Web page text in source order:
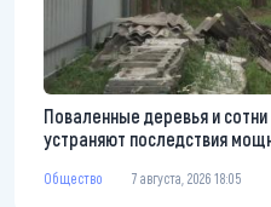
Поваленные деревья и
устраняют последствия
Общество 7 августа, 2026 18:05